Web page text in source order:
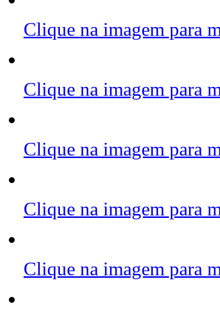
Clique na imagem para
Clique na imagem para
Clique na imagem para
Clique na imagem para
Clique na imagem para